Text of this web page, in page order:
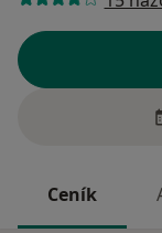
Ceník